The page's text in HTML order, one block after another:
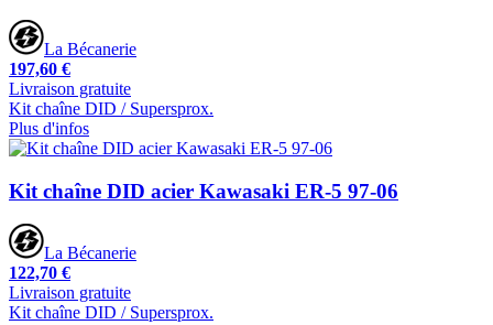
La Bécanerie
197,60 €
Livraison gratuite
Kit chaîne DID / Supersprox.
Plus d'infos
Kit chaîne DID acier Kawasaki ER-5 97-06
La Bécanerie
122,70 €
Livraison gratuite
Kit chaîne DID / Supersprox.